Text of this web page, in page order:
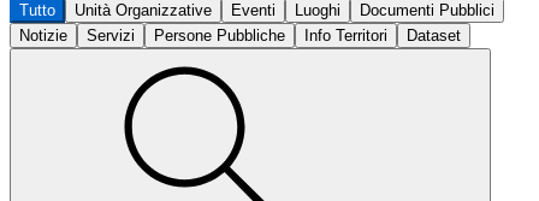
Tutto Unità Organizzative Eventi Luoghi
Documenti Pubblici
Notizie
Servizi Persone Pubbliche Info Territori Dataset